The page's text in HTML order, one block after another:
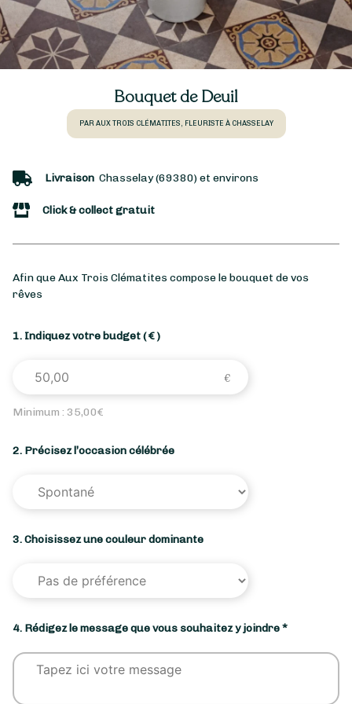
Bouquet de Deuil
PAR AUX TROIS CLÉMATITES, FLEURISTE À CHASSELAY
Livraison Chasselay (69380) et environs
Click & collect gratuit
Afin que Aux Trois Clématites compose le bouquet de vos
rêves
1. Indiquez votre budget( € )
Minimum : 35,00€
2. Précisez l’occasion célébrée
3. Choisissez une couleur dominante
4. Rédigez le message que vous souhaitez y joindre *